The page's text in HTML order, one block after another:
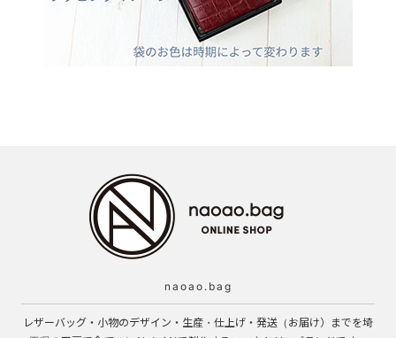
naoao.bag
レザーバッグ・小物のデザイン・生産・仕上げ・発送（お届け）までを埼